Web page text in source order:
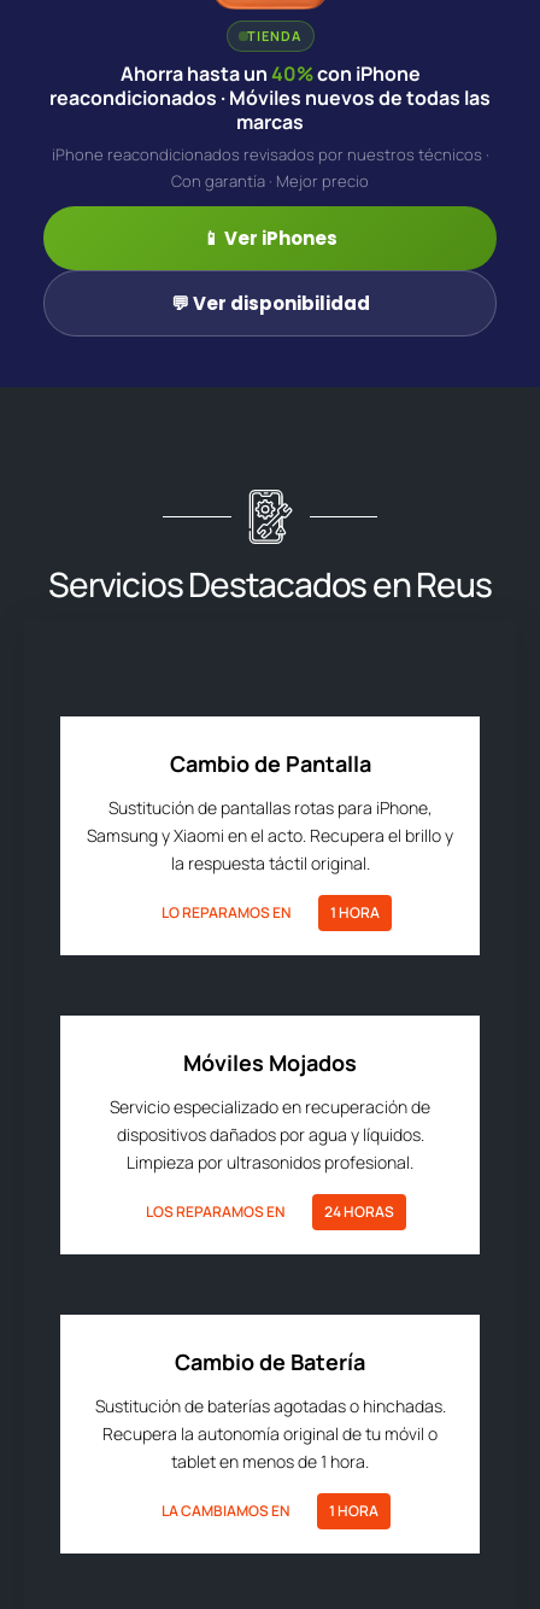
TIENDA
Ahorra hasta un40%con iPhone
reacondicionados · Móviles nuevos de todas las
marcas
iPhone reacondicionados revisados por nuestros técnicos ·
Con garantía · Mejor precio
📱 Ver iPhones
💬 Ver disponibilidad
Servicios Destacados en Reus
Cambio de Pantalla
Sustitución de pantallas rotas para iPhone,
Samsung y Xiaomi en el acto. Recupera el brillo y
la respuesta táctil original.
LO REPARAMOS EN 1 HORA
Móviles Mojados
Servicio especializado en recuperación de
dispositivos dañados por agua y líquidos.
Limpieza por ultrasonidos profesional.
LOS REPARAMOS EN 24 HORAS
Cambio de Batería
Sustitución de baterías agotadas o hinchadas.
Recupera la autonomía original de tu móvil o
tablet en menos de 1 hora.
LA CAMBIAMOS EN 1 HORA